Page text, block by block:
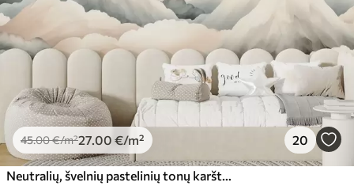
45.00€/m²27 .00 €/m² 20